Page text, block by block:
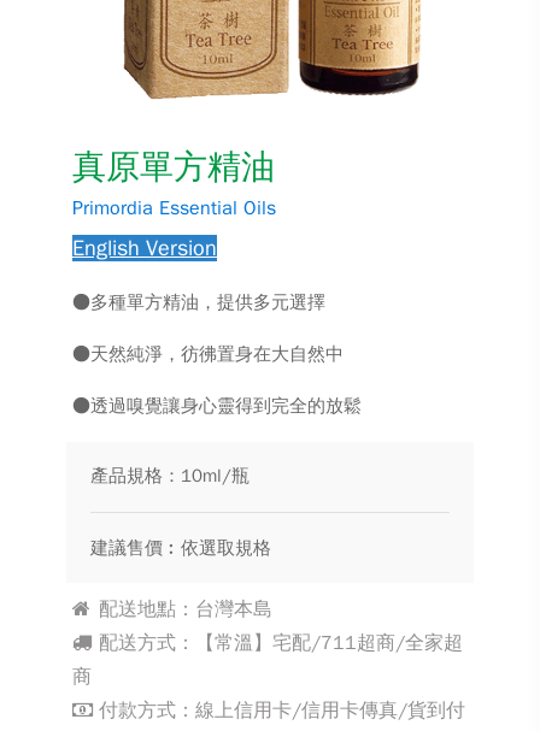
真原單方精油
Primordia Essential Oils
English Version
●多種單方精油，提供多元選擇
●天然純淨，彷彿置身在大自然中
●透過嗅覺讓身心靈得到完全的放鬆
產品規格：10ml/瓶
建議售價︰依選取規格
配送地點：台灣本島
配送方式：【常溫】宅配/711超商/全家超
商
付款方式：線上信用卡/信用卡傳真/貨到付